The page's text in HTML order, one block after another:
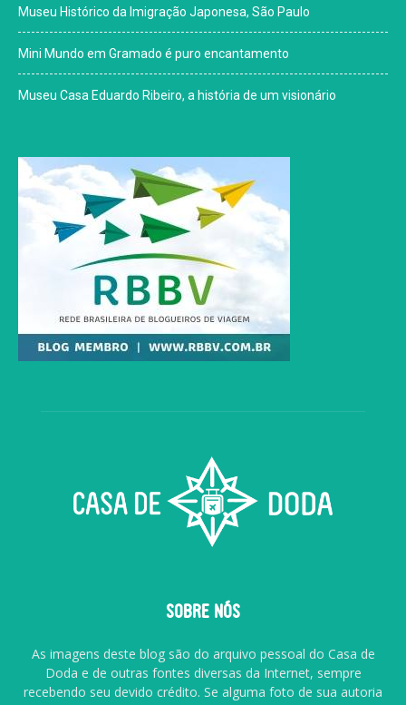
Museu Histórico da Imigração Japonesa, São Paulo
Mini Mundo em Gramado é puro encantamento
Museu Casa Eduardo Ribeiro, a história de um visionário
SOBRE NÓS
As imagens deste blog são do arquivo pessoal do Casa de
Doda e de outras fontes diversas da Internet, sempre
recebendo seu devido crédito. Se alguma foto de sua autoria